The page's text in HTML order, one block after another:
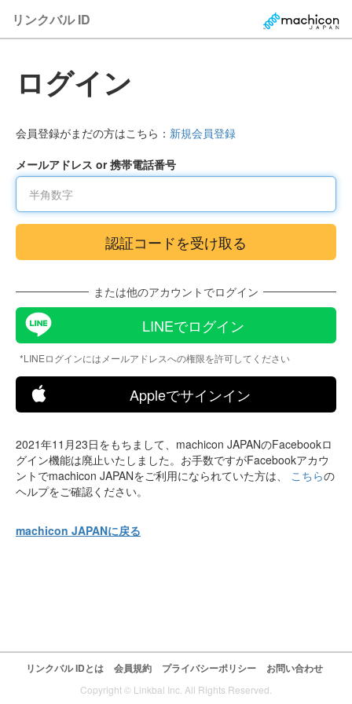
リンクバル ID
ログイン
会員登録がまだの方はこちら： 新規会員登録
メールアドレス or 携帯電話番号
または他のアカウントでログイン
LINEでログイン
*LINEログインにはメールアドレスへの権限を許可してください
Appleでサインイン
2021年11月23日をもちまして、machicon JAPANのFacebookロ
グイン機能は廃止いたしました。お手数ですがFacebookアカウ
ントでmachicon JAPANをご利用になられていた方は、 こちらの
ヘルプをご確認ください。
machicon JAPANに戻る
リンクバル IDとは 会員規約 プライバシーポリシー お問い合わせ
Copyright © Linkbal Inc. All Rights Reserved.